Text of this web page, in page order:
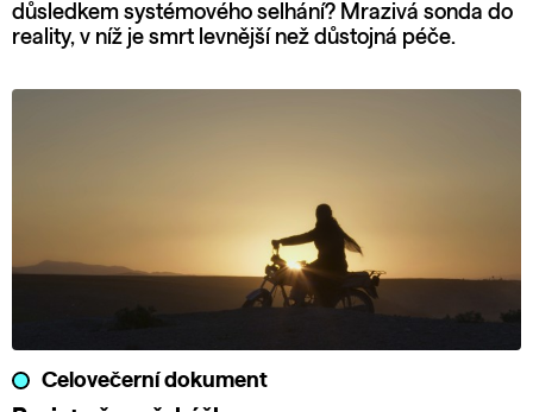
důsledkem systémového selhání? Mrazivá sonda do
reality, v níž je smrt levnější než důstojná péče.
Celovečerní dokument